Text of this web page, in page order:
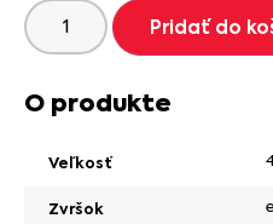
Pridať do
O produkte
Veľkosť
Zvršok